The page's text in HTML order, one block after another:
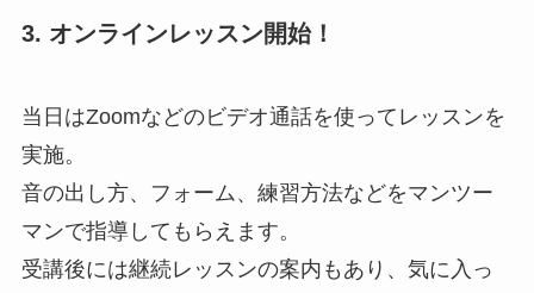
3. オンラインレッスン開始！
当日はZoomなどのビデオ通話を使ってレッスンを
実施。
音の出し方、フォーム、練習方法などをマンツー
マンで指導してもらえます。
受講後には継続レッスンの案内もあり、気に入っ